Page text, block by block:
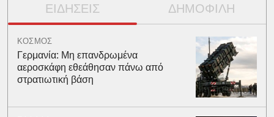
ΕΙΔΗΣΕΙΣ ΔΗΜΟΦΙΛΗ
ΚΟΣΜΟΣ
Γερμανία: Μη επανδρωμένα
αεροσκάφη εθεάθησαν πάνω από
στρατιωτική βάση